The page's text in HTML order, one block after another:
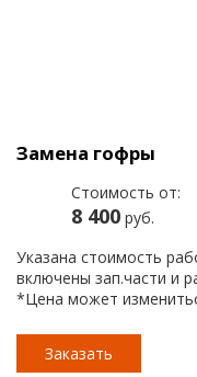
Замена гофры
Стоимость от:
8 400 руб.
Указана стоимость
включены зап.части и
*Цена может
Заказать